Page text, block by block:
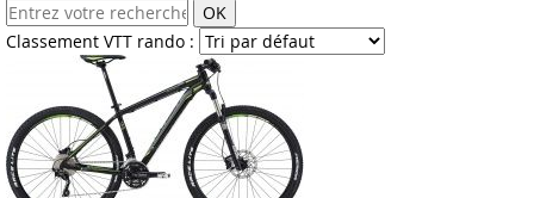
OK
Classement VTT rando :